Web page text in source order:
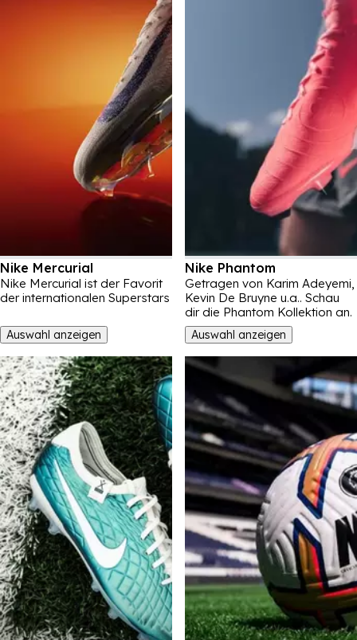
Nike Mercurial
Nike Mercurial ist der Favorit
der internationalen Superstars
Auswahl anzeigen
Nike Phantom
Getragen von Karim Adeyemi,
Kevin De Bruyne u.a.. Schau
dir die Phantom Kollektion an.
Auswahl anzeigen